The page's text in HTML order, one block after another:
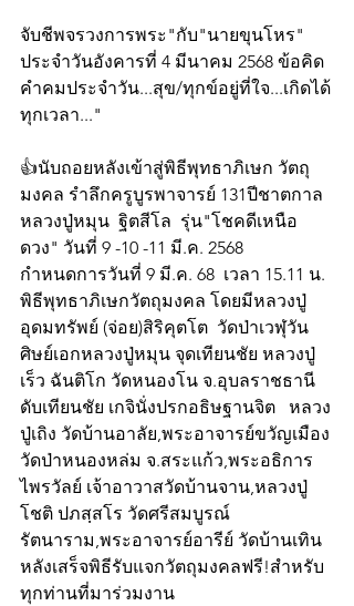
จับชีพจรวงการพระ"กับ"นายขุนโหร"
ประจำวันอังคารที่ 4 มีนาคม 2568 ข้อคิด
คำคมประจำวัน...สุข/ทุกข์อยู่ที่ใจ...เกิดได้
ทุกเวลา..."
👍นับถอยหลังเข้าสู่พิธีพุทธาภิเษก วัตถุ
มงคล รำลึกครูบูรพาจารย์ 131ปีชาตกาล
หลวงปู่หมุน  ฐิตสีโล  รุ่น"โชคดีเหนือ
ดวง" วันที่ 9 -10 -11 มี.ค. 2568
กำหนดการวันที่ 9 มี.ค. 68  เวลา 15.11 น.
พิธีพุทธาภิเษกวัตถุมงคล โดยมีหลวงปู่
อุดมทรัพย์ (จ่อย)สิริคุตโต  วัดป่าเวฬุวัน
ศิษย์เอกหลวงปู่หมุน จุดเทียนชัย หลวงปู่
เร็ว ฉันติโก วัดหนองโน จ.อุบลราชธานี
ดับเทียนชัย เกจินั่งปรกอธิษฐานจิต   หลวง
ปู่เถิง วัดบ้านอาลัย,พระอาจารย์ขวัญเมือง
วัดป่าหนองหล่ม จ.สระแก้ว,พระอธิการ
ไพรวัลย์ เจ้าอาวาสวัดบ้านจาน,หลวงปู่
โชติ ปภสฺสโร วัดศรีสมบูรณ์
รัตนาราม,พระอาจารย์อารีย์ วัดบ้านเทิน
หลังเสร็จพิธีรับแจกวัตถุมงคลฟรี!สำหรับ
ทุกท่านที่มาร่วมงาน